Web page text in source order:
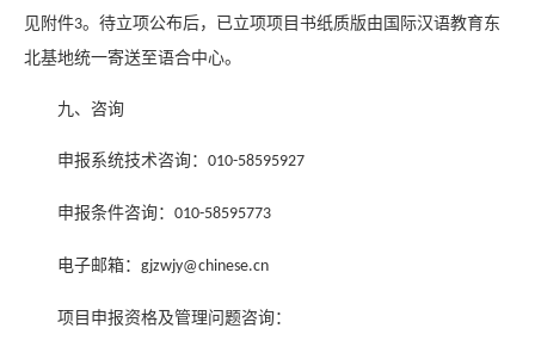
见附件3。待立项公布后，已立项项目书纸质版由国际汉语教育东
北基地统一寄送至语合中心。
九、咨询
申报系统技术咨询： 010-58595927
申报条件咨询： 010-58595773
电子邮箱： gjzwjy@chinese.cn
项目申报资格及管理问题咨询：